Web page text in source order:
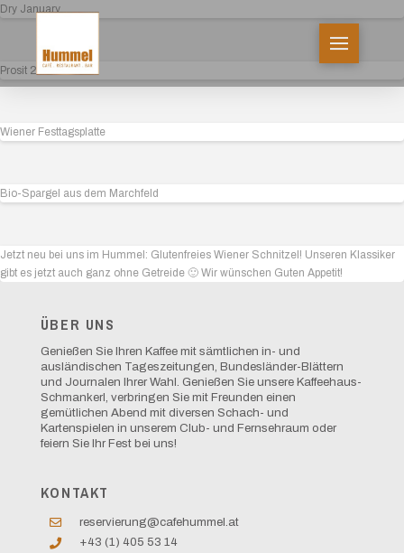
Dry January
Prosit 2025!
Wiener Festtagsplatte
Bio-Spargel aus dem Marchfeld
Jetzt neu bei uns im Hummel: Glutenfreies Wiener Schnitzel! Unseren Klassiker
gibt es jetzt auch ganz ohne Getreide 🙂 Wir wünschen Guten Appetit!
ÜBER UNS
Genießen Sie Ihren Kaffee mit sämtlichen in- und
ausländischen Tageszeitungen, Bundesländer-Blättern
und Journalen Ihrer Wahl. Genießen Sie unsere Kaffeehaus-
Schmankerl, verbringen Sie mit Freunden einen
gemütlichen Abend mit diversen Schach- und
Kartenspielen in unserem Club- und Fernsehraum oder
feiern Sie Ihr Fest bei uns!
KONTAKT
reservierung@cafehummel.at
+43 (1) 405 53 14